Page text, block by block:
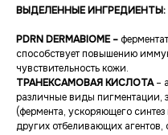
ВЫДЕЛЕННЫЕ ИНГРЕДИЕНТЫ:
PDRN DERMABIOME –
способствует повышению
чувствительность кожи.
ТРАНЕКСАМОВАЯ КИСЛОТА–
различные виды пигментации,
(фермента, ускоряющего
других отбеливающих